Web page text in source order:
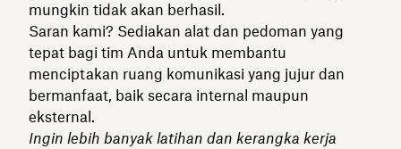
mungkin tidak akan berhasil.
Saran kami? Sediakan alat dan pedoman yang
tepat bagi tim Anda untuk membantu
menciptakan ruang komunikasi yang jujur dan
bermanfaat, baik secara internal maupun
eksternal.
Ingin lebih banyak latihan dan kerangka kerja